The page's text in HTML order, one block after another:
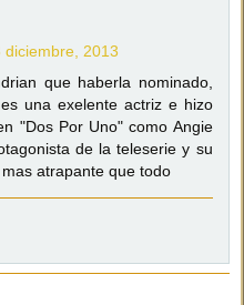
diciembre, 2013
que haberla nominado,
una exelente actriz e hizo
"Dos Por Uno" como Angie
de la teleserie y su
atrapante que todo